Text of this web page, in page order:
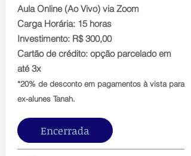
Aula Online (Ao Vivo) via Zoom
Carga Horária: 15 horas
Investimento: R$ 300,00
Cartão de crédito: opção parcelado em
até 3x
*20% de desconto em pagamentos à vista para
ex-alunes Tanah.
Encerrada